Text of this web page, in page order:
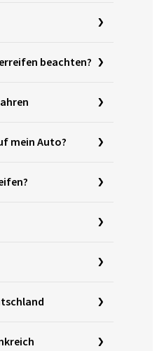
beachten?
mein Auto?